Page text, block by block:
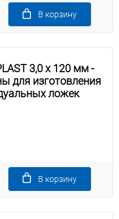
В корзину
3,0 x 120 мм -
для изготовления
ложек
В корзину